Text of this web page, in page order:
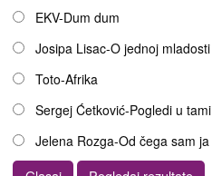
EKV-Dum dum
Josipa Lisac-O jednoj mladosti
Toto-Afrika
Sergej Ćetković-Pogledi u tami
Jelena Rozga-Od čega sam ja